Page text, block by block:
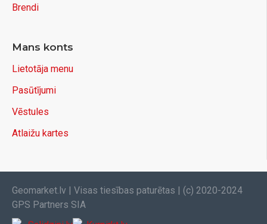
Brendi
Mans konts
Lietotāja menu
Pasūtījumi
Vēstules
Atlaižu kartes
Geomarket.lv | Visas tiesības paturētas | (c) 2020-2024
GPS Partners SIA